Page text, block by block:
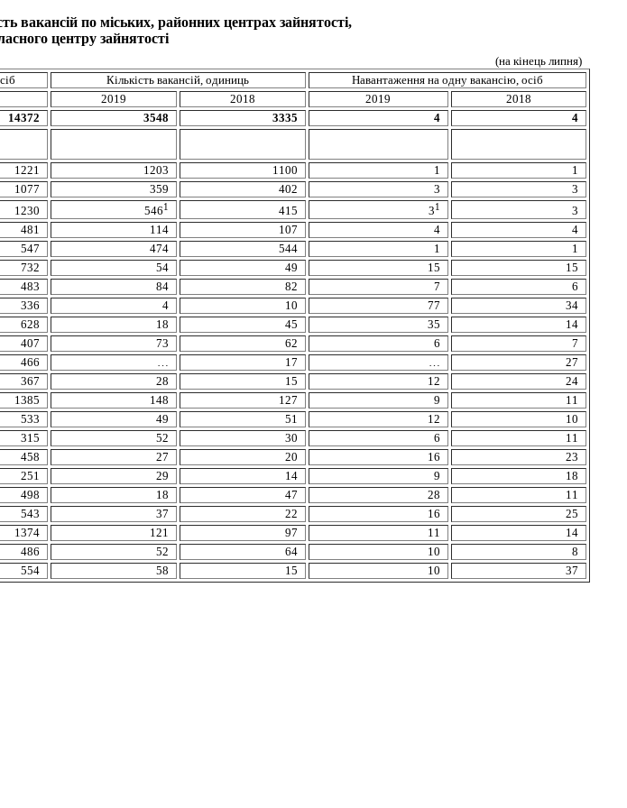
вакансій по міських, районних центрах зайнятості,
центру зайнятості
(на кінець липня)
Кількість вакансій, одиниць
Навантаження на одну вакансію, осіб
2019 2018 2019
2018
14372 3548 3335 4
4
1221 1203 1100 1
1
1077 359 402 3
3
1230 5461 415 31
3
481 114 107 4
4
547 474 544 1
1
732 54 49 15
15
483 84 82 7
6
336 4 10 77
34
628 18 45 35
14
407 73 62 6
7
466 … 17 …
27
367 28 15 12
24
1385 148 127 9
11
533 49 51 12
10
315 52 30 6
11
458 27 20 16
23
251 29 14 9
18
498 18 47 28
11
543 37 22 16
25
1374 121 97 11
14
486 52 64 10
8
554 58 15 10
37